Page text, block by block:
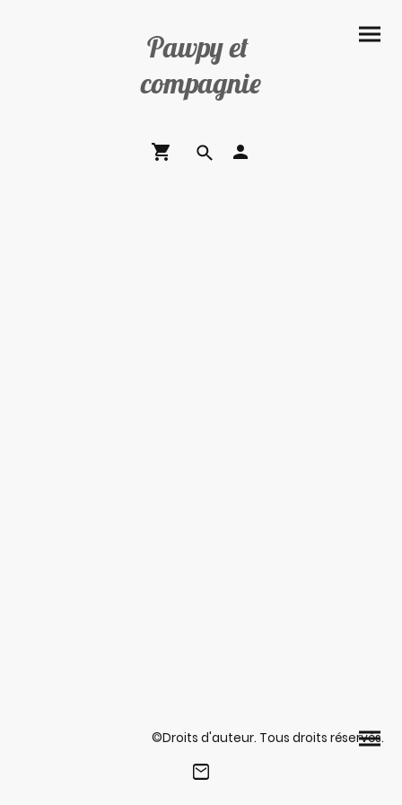
Pawpy et
compagnie
©Droits d'auteur. Tous droits réservés.